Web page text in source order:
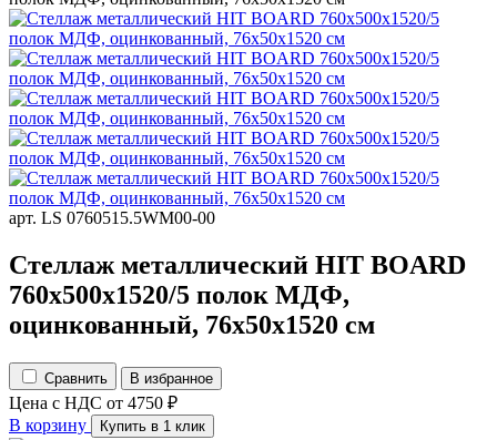
арт. LS 0760515.5WМ00-00
Стеллаж металлический HIT BOARD
760х500х1520/5 полок МДФ,
оцинкованный, 76х50х1520 см
Сравнить В избранное
Цена с НДС от 4750 ₽
В корзину
Купить в 1 клик